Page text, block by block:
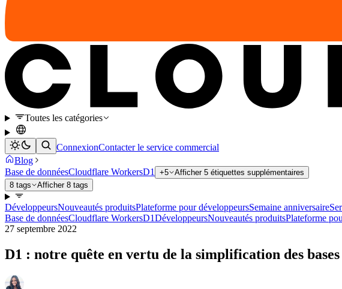
Toutes les catégories
ConnexionContacter le service commercial
Blog
Base de donnéesCloudflare WorkersD1 +5
Afficher 5 étiquettes supplémentaires
8 tags
Afficher 8 tags
DéveloppeursNouveautés produitsPlateforme pour développeursSemaine anniversaire
Base de donnéesCloudflare WorkersD1DéveloppeursNouveautés produitsPlateforme
27 septembre 2022
D1 : notre quête en vertu de la simplification des bases